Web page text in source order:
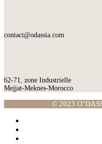
contact@odassia.com
62-71, zone Industrielle
Mejjat-Meknes-Morocco
© 2023